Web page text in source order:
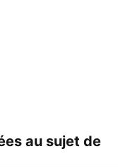
au sujet de